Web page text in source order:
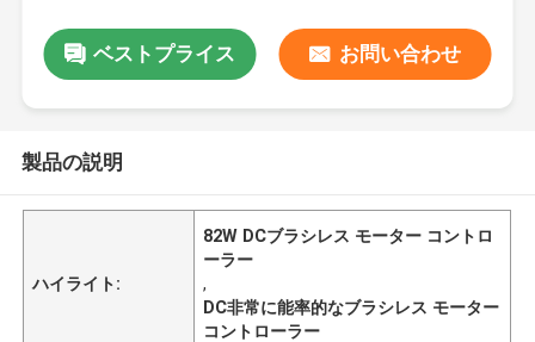
ベストプライス お問い合わせ
製品の説明
ハイライト:
82W DCブラシレス モーター コントロ
ーラー
,
DC非常に能率的なブラシレス モーター
コントローラー